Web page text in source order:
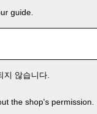
guide.
않습니다.
the shop's permission.